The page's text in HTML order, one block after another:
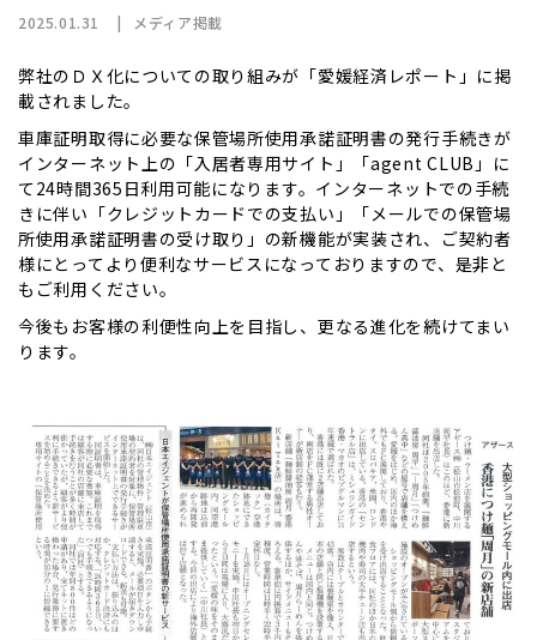
2025.01.31 メディア掲載
弊社のＤＸ化についての取り組みが「愛媛経済レポート」に掲
載されました。
車庫証明取得に必要な保管場所使用承諾証明書の発行手続きが
インターネット上の「入居者専用サイト」「agent CLUB」に
て24時間365日利用可能になります。インターネットでの手続
きに伴い「クレジットカードでの支払い」「メールでの保管場
所使用承諾証明書の受け取り」の新機能が実装され、ご契約者
様にとってより便利なサービスになっておりますので、是非と
もご利用ください。
今後もお客様の利便性向上を目指し、更なる進化を続けてまい
ります。